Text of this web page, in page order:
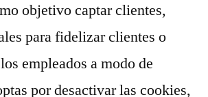
objetivo captar clientes,
para fidelizar clientes o
empleados a modo de
por desactivar las cookies,